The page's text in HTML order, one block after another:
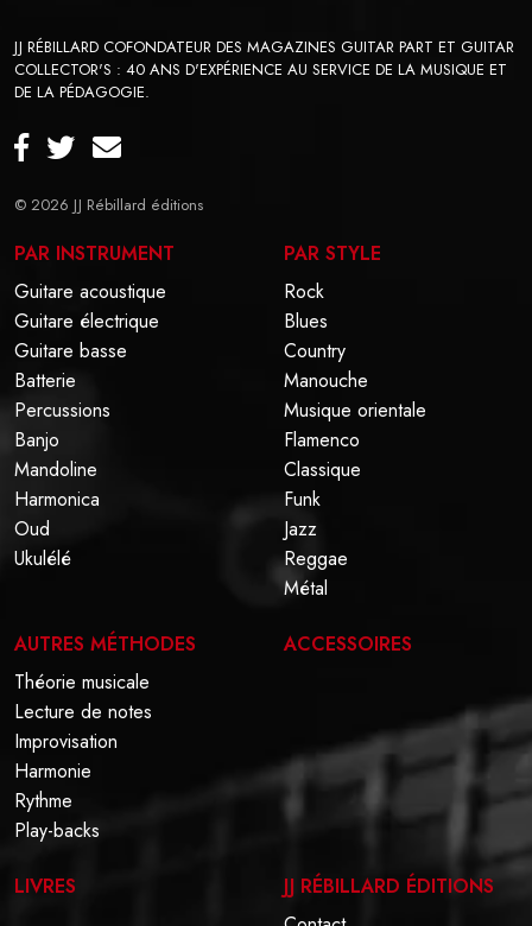
JJ RÉBILLARD COFONDATEUR DES MAGAZINES GUITAR PART ET GUITAR
COLLECTOR'S : 40 ANS D'EXPÉRIENCE AU SERVICE DE LA MUSIQUE ET
DE LA PÉDAGOGIE.
© 2026 JJ Rébillard éditions
PAR INSTRUMENT
Guitare acoustique
Guitare électrique
Guitare basse
Batterie
Percussions
Banjo
Mandoline
Harmonica
Oud
Ukulélé
PAR STYLE
Rock
Blues
Country
Manouche
Musique orientale
Flamenco
Classique
Funk
Jazz
Reggae
Métal
AUTRES MÉTHODES
Théorie musicale
Lecture de notes
Improvisation
Harmonie
Rythme
Play-backs
ACCESSOIRES
LIVRES
JJ RÉBILLARD ÉDITIONS